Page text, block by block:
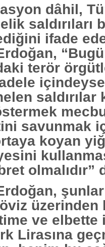
dâhil,
saldırıları
ifade
terör
saldırılar
savunmak
koyan
üzerinden
ve elbette
Lirasına